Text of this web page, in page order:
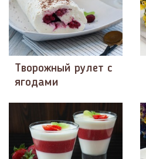
Творожный рулет с
ягодами